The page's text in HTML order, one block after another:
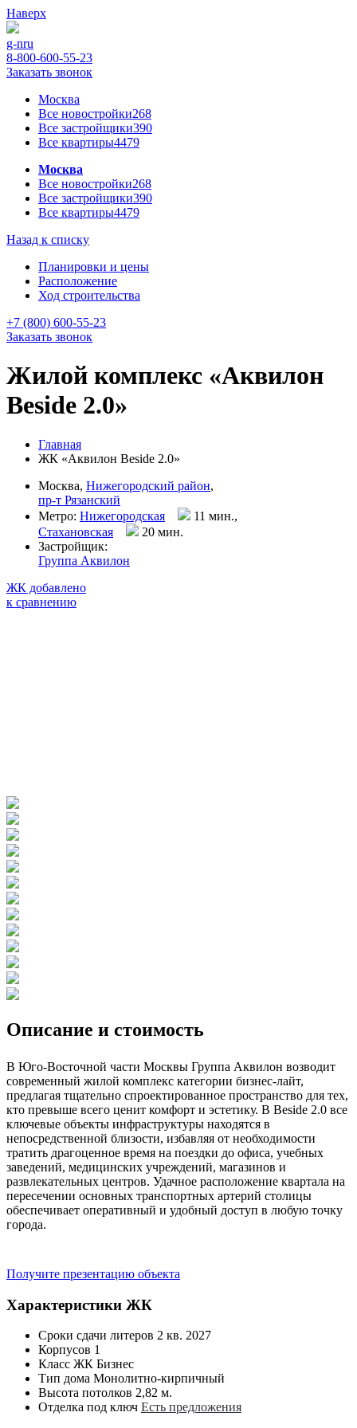
Наверх
g-nru
8-800-600-55-23
Заказать звонок
Москва
Все новостройки268
Все застройщики390
Все квартиры4479
Москва
Все новостройки268
Все застройщики390
Все квартиры4479
Назад к списку
Планировки и цены
Расположение
Ход строительства
+7 (800) 600-55-23
Заказать звонок
Жилой комплекс «Аквилон
Beside 2.0»
Главная
ЖК «Аквилон Beside 2.0»
Москва, Нижегородский район,
пр-т Рязанский
Метро: Нижегородская
11 мин.,
Стахановская
20 мин.
Застройщик:
Группа Аквилон
ЖК добавлено
к сравнению
Описание и стоимость
В Юго-Восточной части Москвы Группа Аквилон возводит
современный жилой комплекс категории бизнес-лайт,
предлагая тщательно спроектированное пространство для тех,
кто превыше всего ценит комфорт и эстетику. В Beside 2.0 все
ключевые объекты инфраструктуры находятся в
непосредственной близости, избавляя от необходимости
тратить драгоценное время на поездки до офиса, учебных
заведений, медицинских учреждений, магазинов и
развлекательных центров. Удачное расположение квартала на
пересечении основных транспортных артерий столицы
обеспечивает оперативный и удобный доступ в любую точку
города.
Получите презентацию объекта
Характеристики ЖК
Сроки сдачи литеров 2 кв. 2027
Корпусов 1
Класс ЖК Бизнес
Тип дома Монолитно-кирпичный
Высота потолков 2,82 м.
Отделка под ключ Есть предложения